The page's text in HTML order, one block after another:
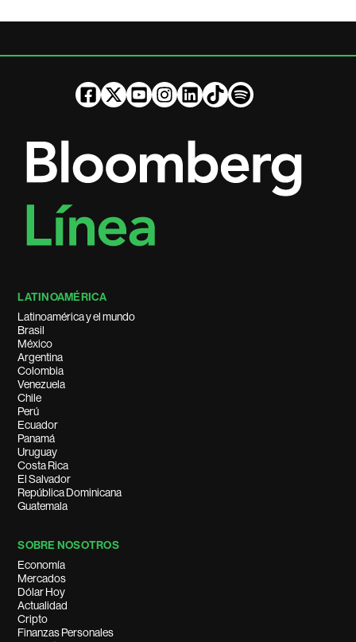
LATINOAMÉRICA
Latinoamérica y el mundo
Brasil
México
Argentina
Colombia
Venezuela
Chile
Perú
Ecuador
Panamá
Uruguay
Costa Rica
El Salvador
República Dominicana
Guatemala
SOBRE NOSOTROS
Economía
Mercados
Dólar Hoy
Actualidad
Cripto
Finanzas Personales